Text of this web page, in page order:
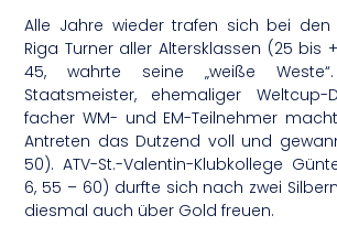
Alle Jahre wieder trafen sich bei den
Riga Turner aller Altersklassen (25 bis
45, wahrte seine „weiße
Staatsmeister, ehemaliger
facher WM- und EM-Teilnehmer
Antreten das Dutzend voll und
50). ATV-St.-Valentin-Klubkollege
6, 55 – 60) durfte sich nach zwei
diesmal auch über Gold freuen.